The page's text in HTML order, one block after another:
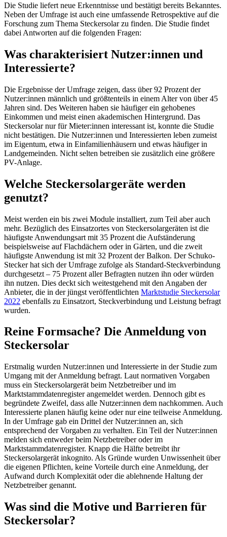
Die Studie liefert neue Erkenntnisse und bestätigt bereits Bekanntes.
Neben der Umfrage ist auch eine umfassende Retrospektive auf die
Forschung zum Thema Steckersolar zu finden. Die Studie findet
dabei Antworten auf die folgenden Fragen:
Was charakterisiert Nutzer:innen und
Interessierte?
Die Ergebnisse der Umfrage zeigen, dass über 92 Prozent der
Nutzer:innen männlich und größtenteils in einem Alter von über 45
Jahren sind. Des Weiteren haben sie häufiger ein gehobenes
Einkommen und meist einen akademischen Hintergrund. Das
Steckersolar nur für Mieter:innen interessant ist, konnte die Studie
nicht bestätigen. Die Nutzer:innen und Interessierten leben zumeist
im Eigentum, etwa in Einfamilienhäusern und etwas häufiger in
Landgemeinden. Nicht selten betreiben sie zusätzlich eine größere
PV-Anlage.
Welche Steckersolargeräte werden
genutzt?
Meist werden ein bis zwei Module installiert, zum Teil aber auch
mehr. Bezüglich des Einsatzortes von Steckersolargeräten ist die
häufigste Anwendungsart mit 35 Prozent die Aufständerung
beispielsweise auf Flachdächern oder in Gärten, und die zweit
häufigste Anwendung ist mit 32 Prozent der Balkon. Der Schuko-
Stecker hat sich der Umfrage zufolge als Standard-Steckverbindung
durchgesetzt – 75 Prozent aller Befragten nutzen ihn oder würden
ihn nutzen. Dies deckt sich weitestgehend mit den Angaben der
Anbieter, die in der jüngst veröffentlichten Marktstudie Steckersolar
2022 ebenfalls zu Einsatzort, Steckverbindung und Leistung befragt
wurden.
Reine Formsache? Die Anmeldung von
Steckersolar
Erstmalig wurden Nutzer:innen und Interessierte in der Studie zum
Umgang mit der Anmeldung befragt. Laut normativen Vorgaben
muss ein Steckersolargerät beim Netzbetreiber und im
Marktstammdatenregister angemeldet werden. Dennoch gibt es
begründete Zweifel, dass alle Nutzer:innen dem nachkommen. Auch
Interessierte planen häufig keine oder nur eine teilweise Anmeldung.
In der Umfrage gab ein Drittel der Nutzer:innen an, sich
entsprechend der Vorgaben zu verhalten. Ein Teil der Nutzer:innen
melden sich entweder beim Netzbetreiber oder im
Marktstammdatenregister. Knapp die Hälfte betreibt ihr
Steckersolargerät inkognito. Als Gründe wurden Unwissenheit über
die eigenen Pflichten, keine Vorteile durch eine Anmeldung, der
Aufwand durch Komplexität oder die ablehnende Haltung der
Netzbetreiber genannt.
Was sind die Motive und Barrieren für
Steckersolar?